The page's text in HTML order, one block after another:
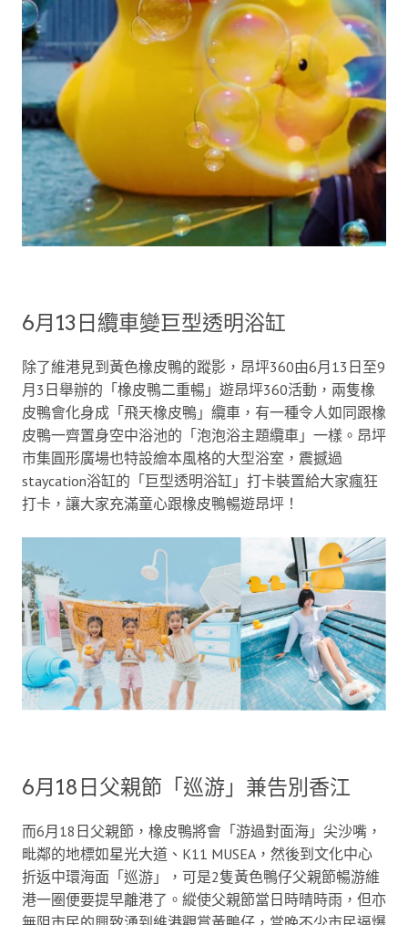
6月13日纜車變巨型透明浴缸
除了維港見到黃色橡皮鴨的蹤影，昂坪360由6月13日至9
月3日舉辦的「橡皮鴨二重暢」遊昂坪360活動，兩隻橡
皮鴨會化身成「飛天橡皮鴨」纜車，有一種令人如同跟橡
皮鴨一齊置身空中浴池的「泡泡浴主題纜車」一樣。昂坪
市集圓形廣場也特設繪本風格的大型浴室，震撼過
staycation浴缸的「巨型透明浴缸」打卡裝置給大家瘋狂
打卡，讓大家充滿童心跟橡皮鴨暢遊昂坪！
6月18日父親節「巡游」兼告別香江
而6月18日父親節，橡皮鴨將會「游過對面海」尖沙嘴，
毗鄰的地標如星光大道、K11 MUSEA，然後到文化中心
折返中環海面「巡游」，可是2隻黃色鴨仔父親節暢游維
港一圈便要提早離港了。縱使父親節當日時晴時雨，但亦